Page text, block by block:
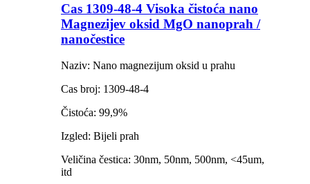
Cas 1309-48-4 Visoka čistoća nano
Magnezijev oksid MgO nanoprah /
nanočestice
Naziv: Nano magnezijum oksid u prahu
Cas broj: 1309-48-4
Čistoća: 99,9%
Izgled: Bijeli prah
Veličina čestica: 30nm, 50nm, 500nm, <45um,
itd